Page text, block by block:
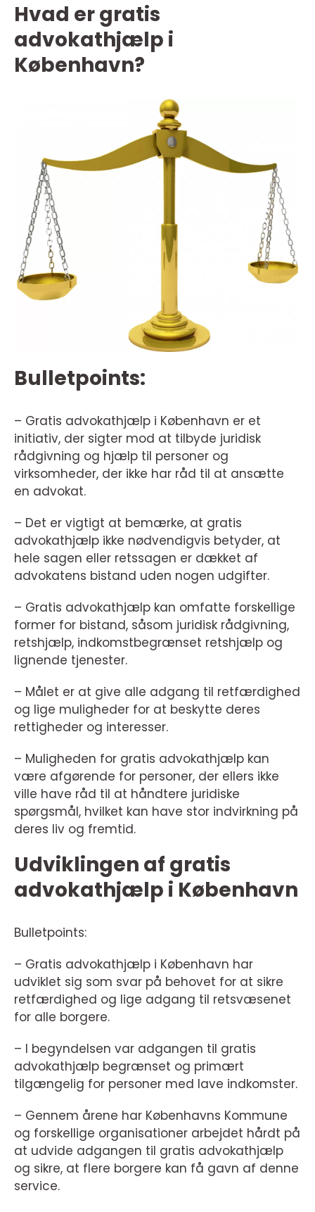
Hvad er gratis
advokathjælp i
København?
Bulletpoints:
– Gratis advokathjælp i København er et
initiativ, der sigter mod at tilbyde juridisk
rådgivning og hjælp til personer og
virksomheder, der ikke har råd til at ansætte
en advokat.
– Det er vigtigt at bemærke, at gratis
advokathjælp ikke nødvendigvis betyder, at
hele sagen eller retssagen er dækket af
advokatens bistand uden nogen udgifter.
– Gratis advokathjælp kan omfatte forskellige
former for bistand, såsom juridisk rådgivning,
retshjælp, indkomstbegrænset retshjælp og
lignende tjenester.
– Målet er at give alle adgang til retfærdighed
og lige muligheder for at beskytte deres
rettigheder og interesser.
– Muligheden for gratis advokathjælp kan
være afgørende for personer, der ellers ikke
ville have råd til at håndtere juridiske
spørgsmål, hvilket kan have stor indvirkning på
deres liv og fremtid.
Udviklingen af gratis
advokathjælp i København
Bulletpoints:
– Gratis advokathjælp i København har
udviklet sig som svar på behovet for at sikre
retfærdighed og lige adgang til retsvæsenet
for alle borgere.
– I begyndelsen var adgangen til gratis
advokathjælp begrænset og primært
tilgængelig for personer med lave indkomster.
– Gennem årene har Københavns Kommune
og forskellige organisationer arbejdet hårdt på
at udvide adgangen til gratis advokathjælp
og sikre, at flere borgere kan få gavn af denne
service.